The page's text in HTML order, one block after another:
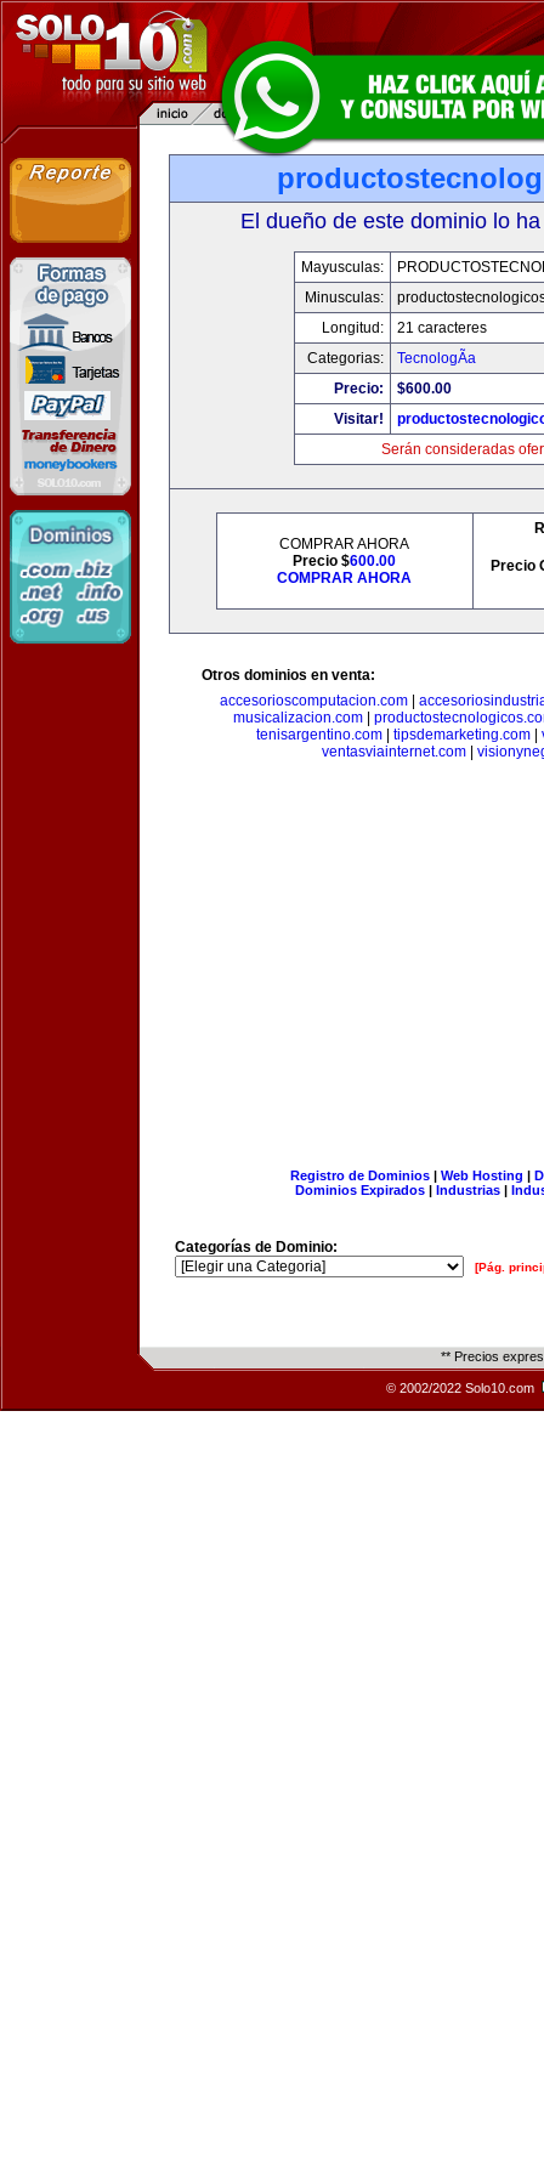
El dueño de este dominio lo
Mayusculas:
Minusculas:
Longitud:
21 caracteres
Categorias:
TecnologÃ­a
Precio:
$600.00
Visitar!
Serán consideradas
COMPRAR AHORA
Precio $600.00
COMPRAR AHORA
Precio
Otros dominios en venta:
accesorioscomputacion.com
musicalizacion.com|
tenisargentino.com
tipsdemarketing.com
ventasviainternet.com
Registro de Dominios| Web Hosting |
Dominios Expirados | Industrias |
Categorías de Dominio:
[Pág.
** Precios
© 2002/2022 Solo10.com